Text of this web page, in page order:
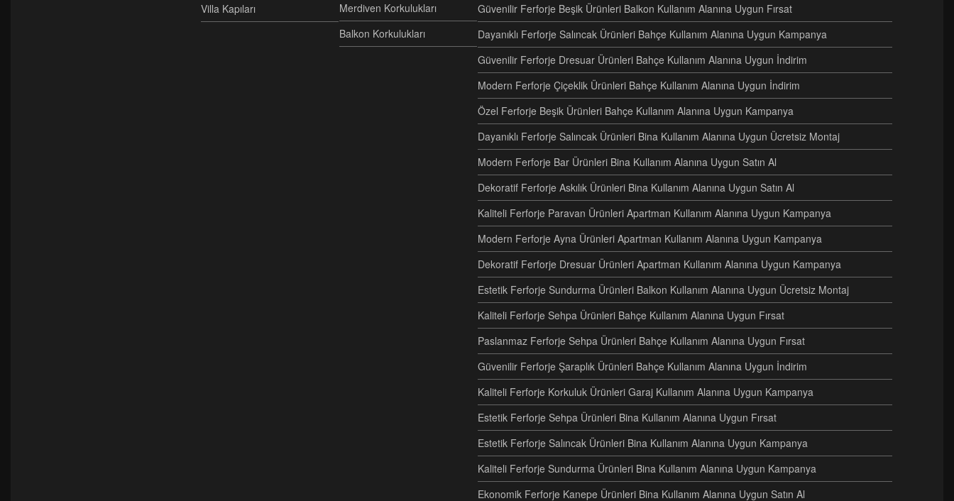
Villa Kapıları
Merdiven Korkulukları
Balkon Korkulukları
Güvenilir Ferforje Beşik Ürünleri Balkon Kullanım Alanına Uygun Fırsat
Dayanıklı Ferforje Salıncak Ürünleri Bahçe Kullanım Alanına Uygun Kampanya
Güvenilir Ferforje Dresuar Ürünleri Bahçe Kullanım Alanına Uygun İndirim
Modern Ferforje Çiçeklik Ürünleri Bahçe Kullanım Alanına Uygun İndirim
Özel Ferforje Beşik Ürünleri Bahçe Kullanım Alanına Uygun Kampanya
Dayanıklı Ferforje Salıncak Ürünleri Bina Kullanım Alanına Uygun Ücretsiz Montaj
Modern Ferforje Bar Ürünleri Bina Kullanım Alanına Uygun Satın Al
Dekoratif Ferforje Askılık Ürünleri Bina Kullanım Alanına Uygun Satın Al
Kaliteli Ferforje Paravan Ürünleri Apartman Kullanım Alanına Uygun Kampanya
Modern Ferforje Ayna Ürünleri Apartman Kullanım Alanına Uygun Kampanya
Dekoratif Ferforje Dresuar Ürünleri Apartman Kullanım Alanına Uygun Kampanya
Estetik Ferforje Sundurma Ürünleri Balkon Kullanım Alanına Uygun Ücretsiz Montaj
Kaliteli Ferforje Sehpa Ürünleri Bahçe Kullanım Alanına Uygun Fırsat
Paslanmaz Ferforje Sehpa Ürünleri Bahçe Kullanım Alanına Uygun Fırsat
Güvenilir Ferforje Şaraplık Ürünleri Bahçe Kullanım Alanına Uygun İndirim
Kaliteli Ferforje Korkuluk Ürünleri Garaj Kullanım Alanına Uygun Kampanya
Estetik Ferforje Sehpa Ürünleri Bina Kullanım Alanına Uygun Fırsat
Estetik Ferforje Salıncak Ürünleri Bina Kullanım Alanına Uygun Kampanya
Kaliteli Ferforje Sundurma Ürünleri Bina Kullanım Alanına Uygun Kampanya
Ekonomik Ferforje Kanepe Ürünleri Bina Kullanım Alanına Uygun Satın Al